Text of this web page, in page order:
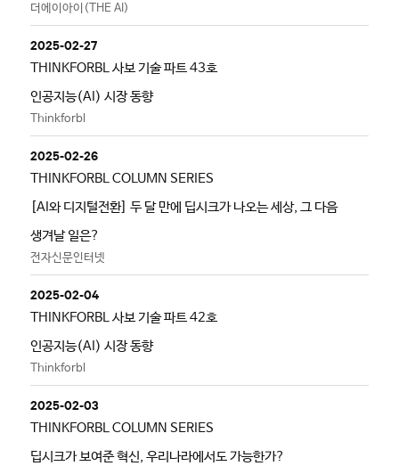
더에이아이(THE AI)
2025-02-27
THINKFORBL 사보 기술 파트 43호
인공지능(AI) 시장 동향
Thinkforbl
2025-02-26
THINKFORBL COLUMN SERIES
[AI와 디지털전환] 두 달 만에 딥시크가 나오는 세상, 그 다음
생겨날 일은?
전자신문인터넷
2025-02-04
THINKFORBL 사보 기술 파트 42호
인공지능(AI) 시장 동향
Thinkforbl
2025-02-03
THINKFORBL COLUMN SERIES
딥시크가 보여준 혁신, 우리나라에서도 가능한가?